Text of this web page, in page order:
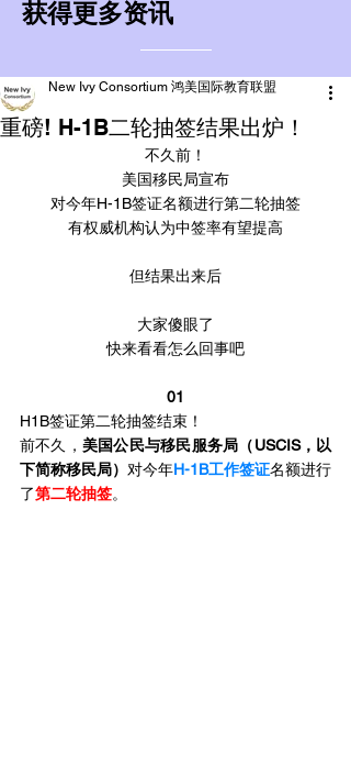
获得更多资讯
重磅! H-1B二轮抽签结果出炉！
New Ivy Consortium 鸿美国际教育联盟
不久前！
美国移民局宣布
对今年H-1B签证名额进行第二轮抽签
有权威机构认为中签率有望提高
但结果出来后
大家傻眼了
快来看看怎么回事吧
01
H1B签证第二轮抽签结束！
前不久， 美国公民与移民服务局（USCIS，以
下简称移民局） 对今年H-1B工作签证名额进行
了第二轮抽签。